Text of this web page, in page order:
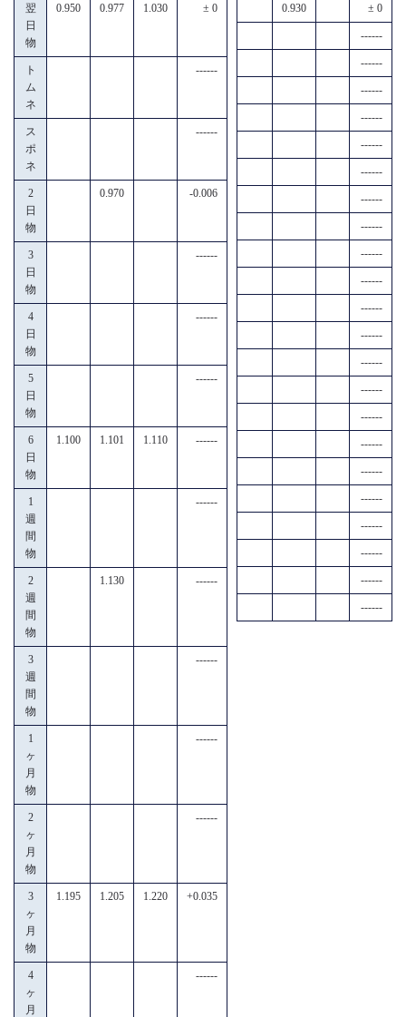
翌
日
物
0.950 0.977 1.030 ± 0
ト
ム
ネ
------
ス
ポ
ネ
------
2
日
物
0.970 -0.006
3
日
物
------
4
日
物
------
5
日
物
------
6
日
物
1.100 1.101 1.110 ------
1
週
間
物
------
2
週
間
物
1.130 ------
3
週
間
物
------
1
ヶ
月
物
------
2
ヶ
月
物
------
3
ヶ
月
物
1.195 1.205 1.220 +0.035
4
ヶ
月
------
0.930 ± 0
------
------
------
------
------
------
------
------
------
------
------
------
------
------
------
------
------
------
------
------
------
------